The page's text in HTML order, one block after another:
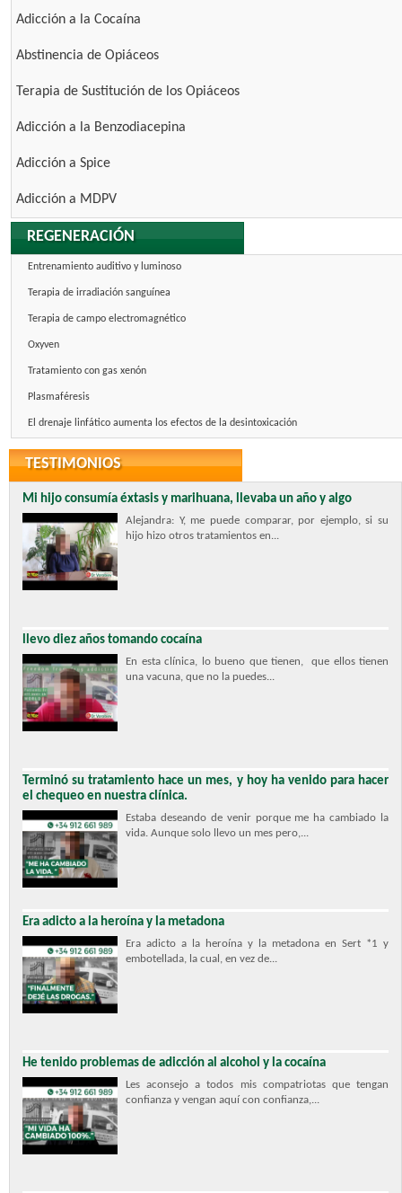
Adicción a la Cocaína
Abstinencia de Opiáceos
Terapia de Sustitución de los Opiáceos
Adicción a la Benzodiacepina
Adicción a Spice
Adicción a MDPV
REGENERACIÓN
Entrenamiento auditivo y luminoso
Terapia de irradiación sanguínea
Terapia de campo electromagnético
Oxyven
Tratamiento con gas xenón
Plasmaféresis
El drenaje linfático aumenta los efectos de la desintoxicación
TESTIMONIOS
Mi hijo consumía éxtasis y marihuana, llevaba un año y algo
Alejandra: Y, me puede comparar, por ejemplo, si su
hijo hizo otros tratamientos en...
llevo diez años tomando cocaína
En esta clínica, lo bueno que tienen, que ellos tienen
una vacuna, que no la puedes...
Terminó su tratamiento hace un mes, y hoy ha venido para hacer
el chequeo en nuestra clínica.
Estaba deseando de venir porque me ha cambiado la
vida. Aunque solo llevo un mes pero,...
Era adicto a la heroína y la metadona
Era adicto a la heroína y la metadona en Sert *1 y
embotellada, la cual, en vez de...
He tenido problemas de adicción al alcohol y la cocaína
Les aconsejo a todos mis compatriotas que tengan
confianza y vengan aquí con confianza,...